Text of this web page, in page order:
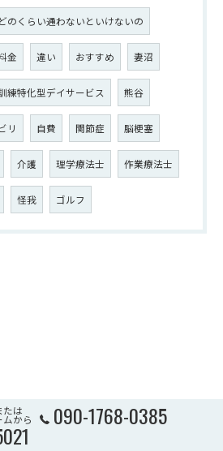
のくらい通わないといけないの
金 違い おすすめ 妻沼
練特化型デイサービス 熊谷
リ 自費 関節症 脳梗塞
介護 理学療法士 作業療法士
怪我 ゴルフ
たは
から 090-1768-0385